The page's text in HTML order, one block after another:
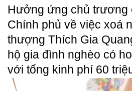
Hưởng ứng chủ trương
Chính phủ về việc xoá
thượng Thích Gia
hộ gia đình nghèo có
với tổng kinh phí 60